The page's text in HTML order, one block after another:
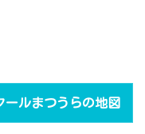
ルまつうらの地図